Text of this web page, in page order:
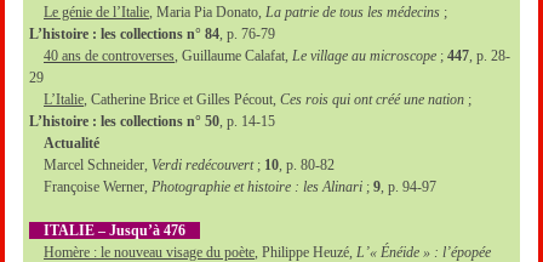
Le génie de l’Italie , Maria Pia Donato, La patrie de tous les médecins ;
L’histoire : les collections n° 84 , p. 76-79
40 ans de controverses , Guillaume Calafat, Le village au microscope ; 447 , p. 28-
29
L’Italie , Catherine Brice et Gilles Pécout, Ces rois qui ont créé une nation ;
L’histoire : les collections n° 50 , p. 14-15
Actualité
Marcel Schneider, Verdi redécouvert; 10 , p. 80-82
Françoise Werner, Photographie et histoire : les Alinari ; 9 , p. 94-97
ITALIE – Jusqu’à 476
Homère : le nouveau visage du poète , Philippe Heuzé, L’« Énéide » : l’épopée